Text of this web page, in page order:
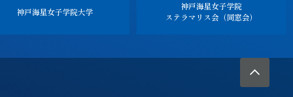
神戸海星女子学院大学
神戸海星女子学院
ステラマリス会（同窓会）